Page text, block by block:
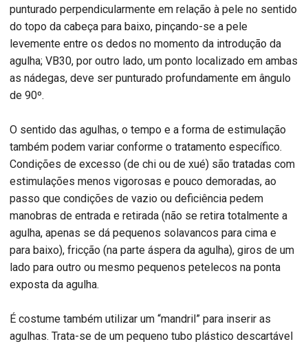
punturado perpendicularmente em relação à pele no sentido
do topo da cabeça para baixo, pinçando-se a pele
levemente entre os dedos no momento da introdução da
agulha; VB30, por outro lado, um ponto localizado em ambas
as nádegas, deve ser punturado profundamente em ângulo
de 90º.
O sentido das agulhas, o tempo e a forma de estimulação
também podem variar conforme o tratamento específico.
Condições de excesso (de chi ou de xué) são tratadas com
estimulações menos vigorosas e pouco demoradas, ao
passo que condições de vazio ou deficiência pedem
manobras de entrada e retirada (não se retira totalmente a
agulha, apenas se dá pequenos solavancos para cima e
para baixo), fricção (na parte áspera da agulha), giros de um
lado para outro ou mesmo pequenos petelecos na ponta
exposta da agulha.
É costume também utilizar um “mandril” para inserir as
agulhas. Trata-se de um pequeno tubo plástico descartável